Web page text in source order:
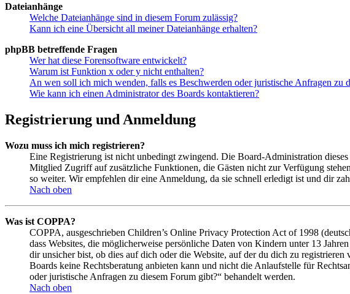
Dateianhänge
Welche Dateianhänge sind in diesem Forum zulässig?
Kann ich eine Übersicht all meiner Dateianhänge erhalten?
phpBB betreffende Fragen
Wer hat diese Forensoftware entwickelt?
Warum ist Funktion x oder y nicht enthalten?
An wen soll ich mich wenden, falls es Beschwerden oder juristische Anfragen zu
Wie kann ich einen Administrator des Boards kontaktieren?
Registrierung und Anmeldung
Wozu muss ich mich registrieren?
Eine Registrierung ist nicht unbedingt zwingend. Die Board-Administration
Mitglied Zugriff auf zusätzliche Funktionen, die Gästen nicht zur Verfügung
so weiter. Wir empfehlen dir eine Anmeldung, da sie schnell erledigt ist und dir
Nach oben
Was ist COPPA?
COPPA, ausgeschrieben Children’s Online Privacy Protection Act of 1998
dass Websites, die möglicherweise persönliche Daten von Kindern unter 13
dir unsicher bist, ob dies auf dich oder die Website, auf der du dich zu
Boards keine Rechtsberatung anbieten kann und nicht die Anlaufstelle für
oder juristische Anfragen zu diesem Forum gibt?“ behandelt werden.
Nach oben